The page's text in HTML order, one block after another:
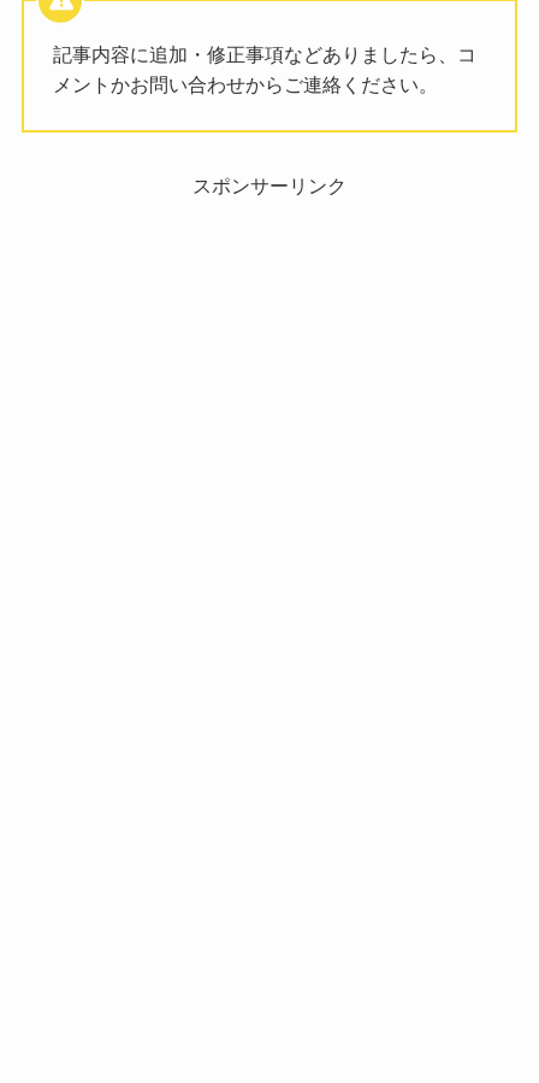
記事内容に追加・修正事項などありましたら、コ
メントかお問い合わせからご連絡ください。
スポンサーリンク